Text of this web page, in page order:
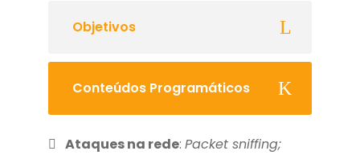
Objetivos
Conteúdos Programáticos
Ataques na rede: Packet sniffing;